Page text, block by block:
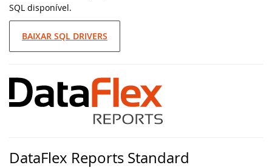
SQL disponível.
BAIXAR SQL DRIVERS
DataFlex Reports Standard
domínio de CI
Novas videoaulas adicionadas:
Synergy 2023 em Louisville: um sucesso e
um vislumbre do futuro
na videoaula Aplicações DataFlex Web